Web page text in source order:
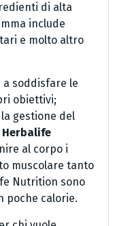
di alta
include
e molto altro
soddisfare le
obiettivi;
gestione del
Herbalife
al corpo i
muscolare tanto
Nutrition sono
poche calorie.